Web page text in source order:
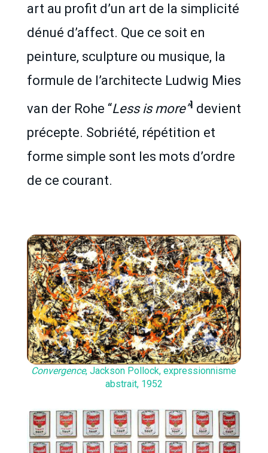
art au profit d’un art de la simplicité
dénué d’affect. Que ce soit en
peinture, sculpture ou musique, la
formule de l’architecte Ludwig Mies
van der Rohe “Less is more”1 devient
précepte. Sobriété, répétition et
forme simple sont les mots d’ordre
de ce courant.
Convergence, Jackson Pollock, expressionnisme
abstrait, 1952